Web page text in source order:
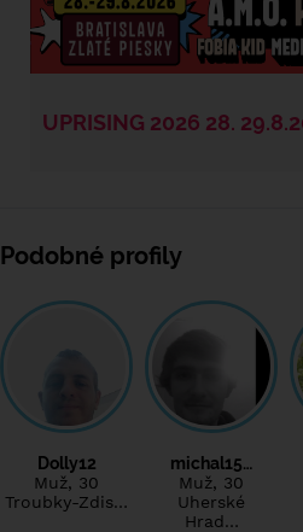
Podobné profily
Dolly12
Muž, 30
Troubky-Zdis…
michal15…
Muž, 30
Uherské
Hrad…